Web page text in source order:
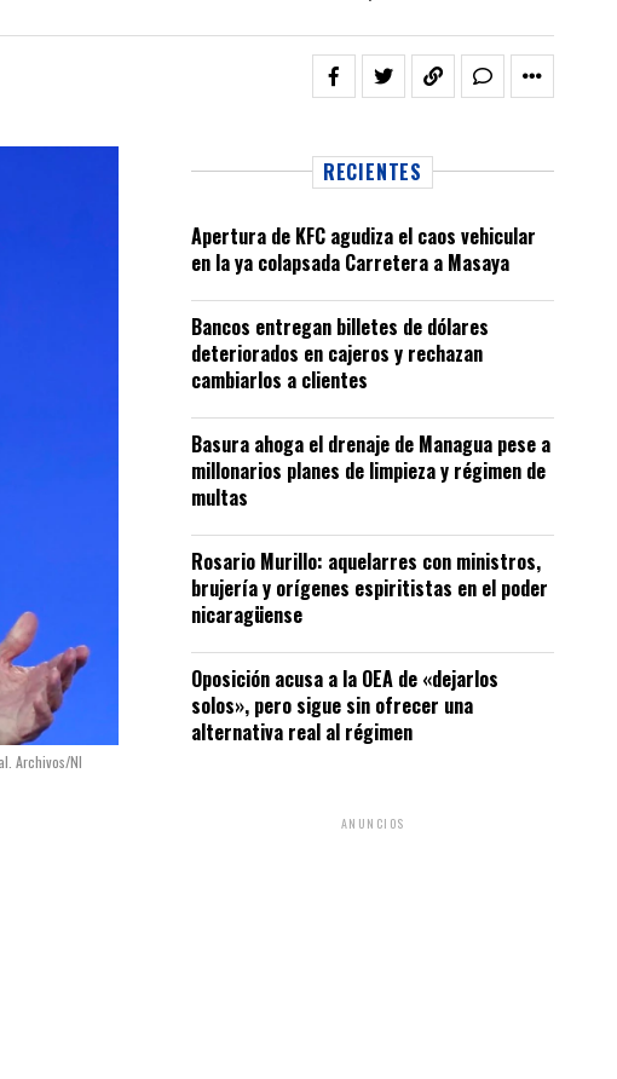
Archivos/NI
RECIENTES
Apertura de KFC agudiza el caos vehicular
en la ya colapsada Carretera a Masaya
Bancos entregan billetes de dólares
deteriorados en cajeros y rechazan
cambiarlos a clientes
Basura ahoga el drenaje de Managua pese a
millonarios planes de limpieza y régimen de
multas
Rosario Murillo: aquelarres con ministros,
brujería y orígenes espiritistas en el poder
nicaragüense
Oposición acusa a la OEA de «dejarlos
solos», pero sigue sin ofrecer una
alternativa real al régimen
ANUNCIOS